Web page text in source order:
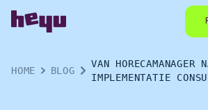
HOME BLOG
VAN HORECAMANAGER
IMPLEMENTATIE